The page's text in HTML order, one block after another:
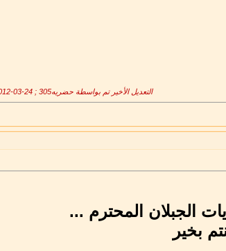
التعديل الأخير تم بواسطة حضريه305 ; 24-03-2012 الساعة
الجبلان المحترم ...
بخير